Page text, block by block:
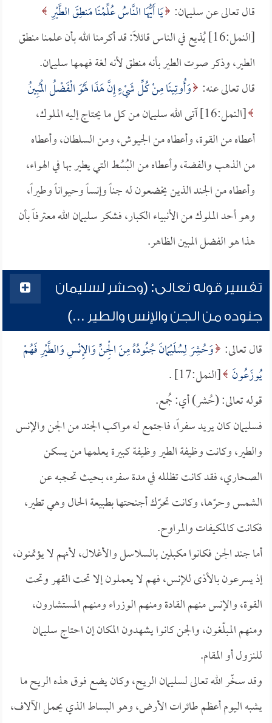
قال تعالى عن سليمان: يَا أَيُّهَا النَّاسُ عُلِّمْنَا مَنطِقَ الطَّيْرِ
[النمل:16] يُذيع في الناس قائلاً: قد أكرمنا الله بأن علمنا منطق
الطير، وذكر صوت الطير بأنه منطق لأنه لغة فهمها سليمان.
قال تعالى عنه: وَأُوتِينَا مِنْ كُلِّ شَيْءٍ إِنَّ هَذَا لَهُوَ الْفَضْلُ الْمُبِينُ
[النمل:16] آتى الله سليمان من كل ما يحتاج إليه الملوك،
أعطاه من القوة، وأعطاه من الجيوش، ومن السلطان، وأعطاه
من الذهب والفضة، وأعطاه من البُسُط التي يطير بها في الهواء،
وأعطاه من الجند الذين يخضعون له جناً وإنساً وحيواناً وطيراً،
وهو أحد الملوك من الأنبياء الكبار، فشكر سليمان الله معترفاً بأن
هذا هو الفضل المبين الظاهر.
تفسير قوله تعالى: (وحشر لسليمان
جنوده من الجن والإنس والطير ...)
قال تعالى: وَحُشِرَ لِسُلَيْمَانَ جُنُودُهُ مِنَ الْجِنِّ وَالإِنْسِ وَالطَّيْرِ فَهُمْ
يُوزَعُونَ [النمل:17] .
قوله تعالى: (حُشر) أي: جُمع.
فسليمان كان يريد سفراً، فاجتمع له مواكب الجند من الجن والإنس
والطير، وكانت وظيفة الطير وظيفة كبيرة يعلمها من يسكن
الصحاري، فقد كانت تظلله في مدة سفره، بحيث تحجبه عن
الشمس وحرّها، وكانت تحرّك أجنحتها بطبيعة الحال وهي تطير،
فكانت كالمكيفات والمراوح.
أما جند الجن فكانوا مكبلين بالسلاسل والأغلال، لأنهم لا يؤتمنون،
إذ يسرعون بالأذى للإنس، فهم لا يعملون إلا تحت القهر وتحت
القوة، والإنس منهم القادة ومنهم الوزراء ومنهم المستشارون،
ومنهم المبلّغون، والجن كانوا يشهدون المكان إن احتاج سليمان
للنزول أو المقام.
وقد سخّر الله تعالى لسليمان الريح، وكان يضع فوق هذه الريح ما
يشبه اليوم أعظم طائرات الأرض، وهو البساط الذي يحمل الآلاف،